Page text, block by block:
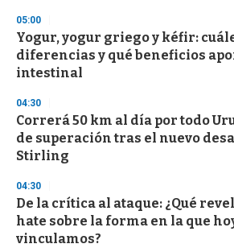
d
s
o
f
3
s
e
c
o
n
05:00
Yogur, yogur griego y kéfir:
diferencias y qué beneficios
intestinal
04:30
Correrá 50 km al día por todo
de superación tras el nuevo
Stirling
04:30
De la crítica al ataque: ¿Qué
hate sobre la forma en la que
vinculamos?